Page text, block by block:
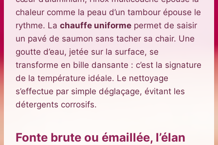
chaleur comme la peau d’un tambour épouse le
rythme. La chauffe uniforme permet de saisir
un pavé de saumon sans tacher sa chair. Une
goutte d’eau, jetée sur la surface, se
transforme en bille dansante : c’est la signature
de la température idéale. Le nettoyage
s’effectue par simple déglaçage, évitant les
détergents corrosifs.
Fonte brute ou émaillée, l’élan